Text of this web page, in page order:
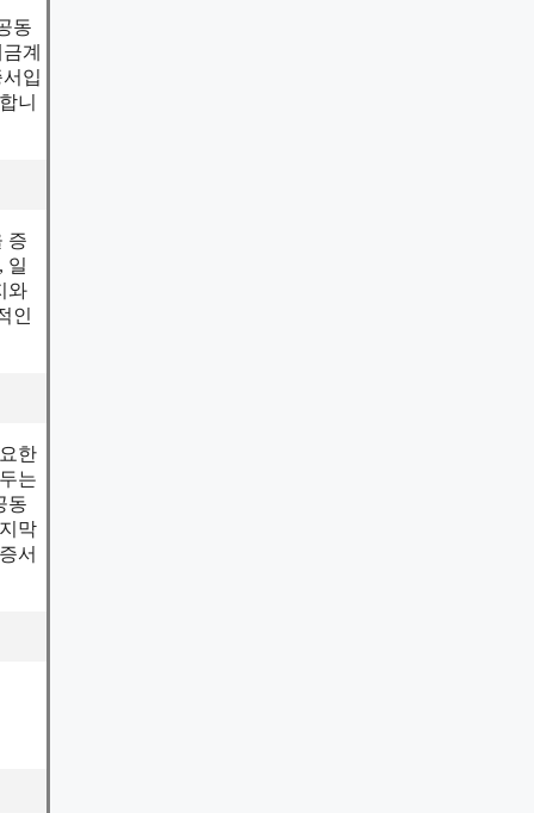
동
계
입
니
증
일
와
인
한
는
동
막
서